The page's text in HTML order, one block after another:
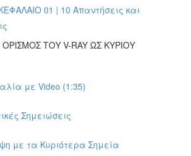
01 | 10 Απαντήσεις και
ΤΟΥ V-RAY ΩΣ ΚΥΡΙΟΥ
με Video (1:35)
Σημειώσεις
με τα Κυριότερα Σημεία